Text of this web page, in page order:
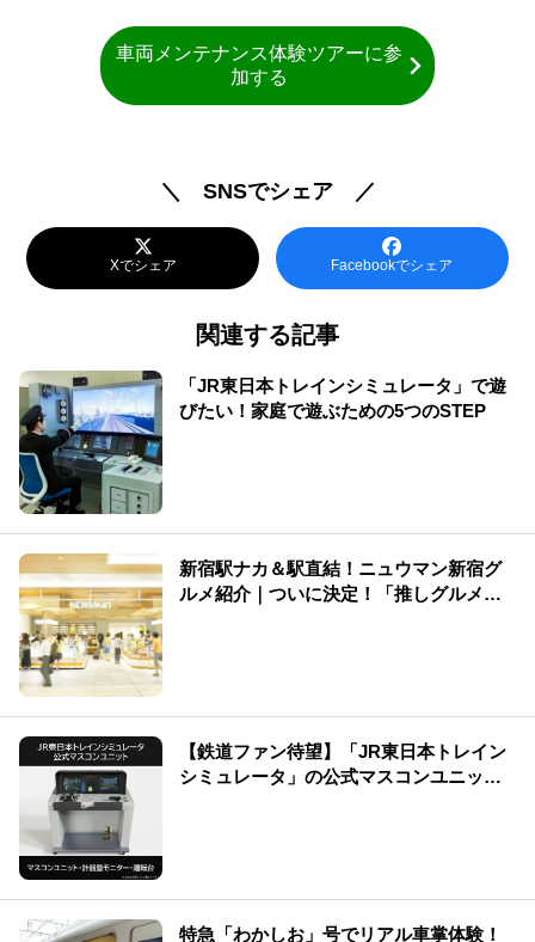
車両メンテナンス体験ツアーに参
加する
＼ SNSでシェア ／
Xでシェア Facebookでシェア
関連する記事
「JR東日本トレインシミュレータ」で遊
びたい！家庭で遊ぶための5つのSTEP
新宿駅ナカ＆駅直結！ニュウマン新宿グ
ルメ紹介｜ついに決定！「推しグルメ総
【鉄道ファン待望】「JR東日本トレイン
シミュレータ」の公式マスコンユニット
特急「わかしお」号でリアル車掌体験！